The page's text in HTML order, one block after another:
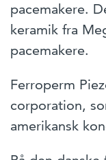
pacemakere.
keramik fra
pacemakere.
Ferroperm
corporation,
amerikansk